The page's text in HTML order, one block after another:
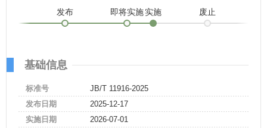
发布 即将实施实施 废止
基础信息
标准号
JB/T 11916-2025
发布日期
2025-12-17
实施日期
2026-07-01